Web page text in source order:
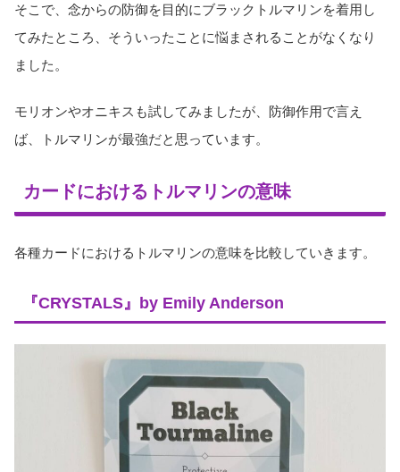
そこで、念からの防御を目的にブラックトルマリンを着用し
てみたところ、そういったことに悩まされることがなくなり
ました。
モリオンやオニキスも試してみましたが、防御作用で言え
ば、トルマリンが最強だと思っています。
カードにおけるトルマリンの意味
各種カードにおけるトルマリンの意味を比較していきます。
『CRYSTALS』by Emily Anderson